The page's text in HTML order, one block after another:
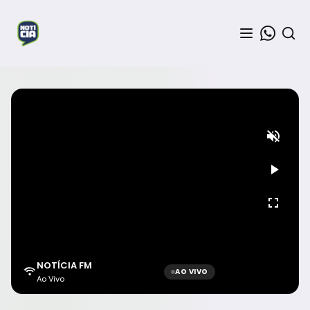
NOTÍCIA FM
Ao Vivo
AO VIVO